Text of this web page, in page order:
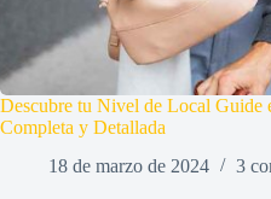
Descubre tu Nivel de Local Guide
Completa y Detallada
18 de marzo de 2024
3